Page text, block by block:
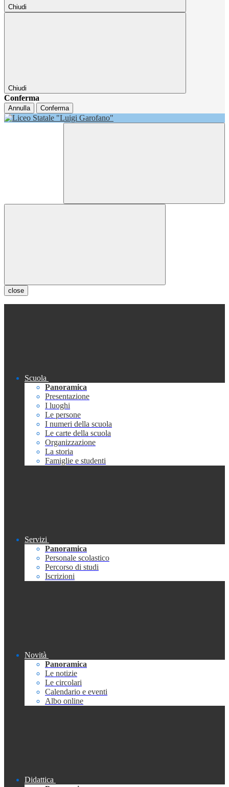
Chiudi
Chiudi
Conferma
Annulla Conferma
close
Scuola
Panoramica
Presentazione
I luoghi
Le persone
I numeri della scuola
Le carte della scuola
Organizzazione
La storia
Famiglie e studenti
Servizi
Panoramica
Personale scolastico
Percorso di studi
Iscrizioni
Novità
Panoramica
Le notizie
Le circolari
Calendario e eventi
Albo online
Didattica